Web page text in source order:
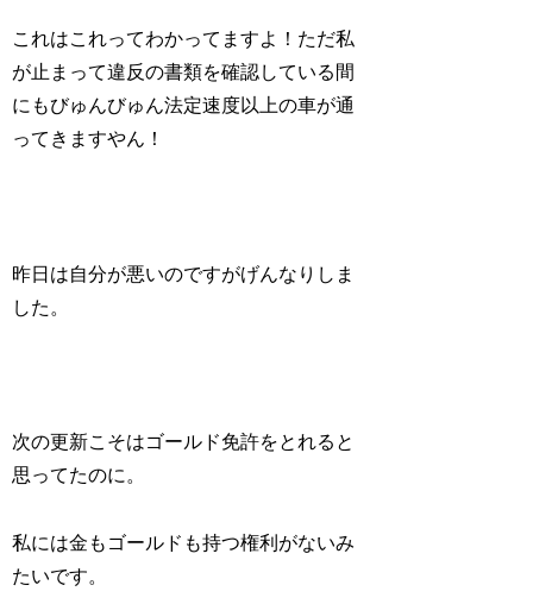
これはこれってわかってますよ！ただ私
が止まって違反の書類を確認している間
にもびゅんびゅん法定速度以上の車が通
ってきますやん！
昨日は自分が悪いのですがげんなりしま
した。
次の更新こそはゴールド免許をとれると
思ってたのに。
私には金もゴールドも持つ権利がないみ
たいです。